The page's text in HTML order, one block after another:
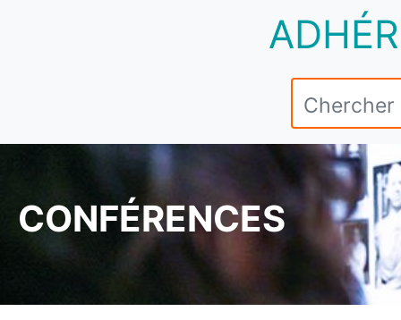
CONFÉRENCES